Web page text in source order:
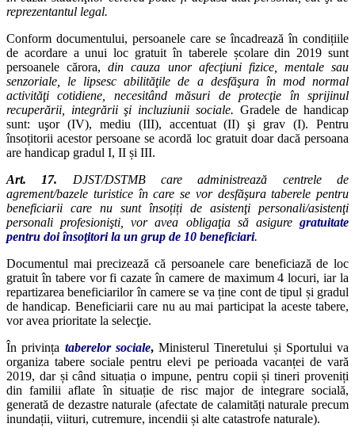
reprezentantul legal.
Conform documentului, persoanele care se încadrează în condițiile
de acordare a unui loc gratuit în taberele școlare din 2019 sunt
persoanele cărora, din cauza unor afecţiuni fizice, mentale sau
senzoriale, le lipsesc abilităţile de a desfăşura în mod normal
activităţi cotidiene, necesitând măsuri de protecţie în sprijinul
recuperării, integrării şi incluziunii sociale. Gradele de handicap
sunt: uşor (IV), mediu (III), accentuat (II) şi grav (I). Pentru
însoțitorii acestor persoane se acordă loc gratuit doar dacă persoana
are handicap gradul I, II și III.
Art. 17. DJST/DSTMB care administrează centrele de
agrement/bazele turistice în care se vor desfăşura taberele pentru
beneficiarii care nu sunt însoțiți de asistenţi personali/asistenţi
personali profesionişti, vor avea obligaţia să asigure gratuitate
pentru doi însoţitori la un grup de 10 beneficiari.
Documentul mai precizează că persoanele care beneficiază de loc
gratuit în tabere vor fi cazate în camere de maximum 4 locuri, iar la
repartizarea beneficiarilor în camere se va ține cont de tipul și gradul
de handicap. Beneficiarii care nu au mai participat la aceste tabere,
vor avea prioritate la selecţie.
În privința taberelor sociale, Ministerul Tineretului și Sportului va
organiza tabere sociale pentru elevi pe perioada vacanței de vară
2019, dar și când situația o impune, pentru copii și tineri proveniți
din familii aflate în situație de risc major de integrare socială,
generată de dezastre naturale (afectate de calamități naturale precum
inundații, viituri, cutremure, incendii și alte catastrofe naturale).